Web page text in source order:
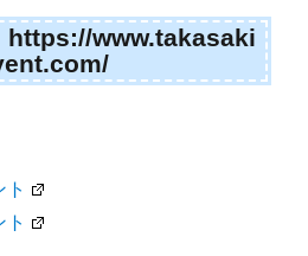
https://www.takasaki